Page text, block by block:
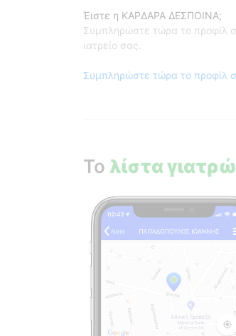
Έιστε η ΚΑΡΔΑΡΑ ΔΕΣΠΟΙΝΑ;
Συμπληρώστε τώρα το προφίλ
ιατρείο σας.
Συμπληρώστε τώρα το προφίλ
Το λίστα